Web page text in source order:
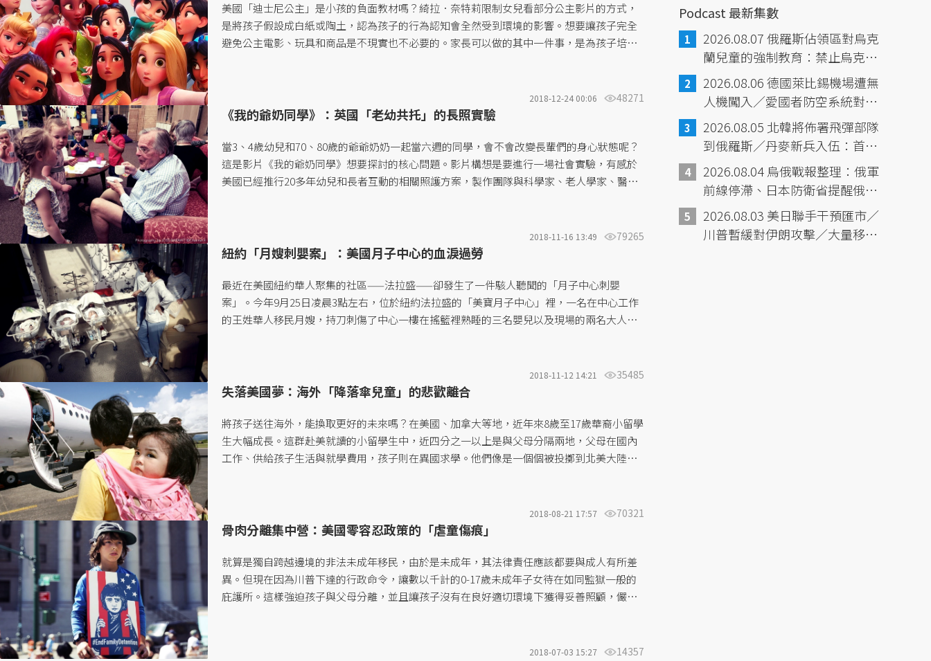
美國「迪士尼公主」是小孩的負面教材嗎？綺拉．奈特莉限制女兒看部分公主影片的方式，
是將孩子假設成白紙或陶土，認為孩子的行為認知會全然受到環境的影響。想要讓孩子完全
避免公主電影、玩具和商品是不現實也不必要的。家長可以做的其中一件事，是為孩子培養
2018-12-24 00:06 48271
《我的爺奶同學》：英國「老幼共托」的長照實驗
當3、4歲幼兒和70、80歲的爺爺奶奶一起當六週的同學，會不會改變長輩們的身心狀態呢？
這是影片《我的爺奶同學》想要探討的核心問題。影片構想是要進行一場社會實驗，有感於
美國已經推行20多年幼兒和長者互動的相關照護方案，製作團隊與科學家、老人學家、醫療
2018-11-16 13:49 79265
紐約「月嫂刺嬰案」：美國月子中心的血淚過勞
最近在美國紐約華人聚集的社區——法拉盛——卻發生了一件駭人聽聞的「月子中心刺嬰
案」。今年9月25日凌晨3點左右，位於紐約法拉盛的「美寶月子中心」裡，一名在中心工作
的王姓華人移民月嫂，持刀刺傷了中心一樓在搖籃裡熟睡的三名嬰兒以及現場的兩名大人，
2018-11-12 14:21 35485
失落美國夢：海外「降落傘兒童」的悲歡離合
將孩子送往海外，能換取更好的未來嗎？在美國、加拿大等地，近年來8歲至17歲華裔小留學
生大幅成長。這群赴美就讀的小留學生中，近四分之一以上是與父母分隔兩地，父母在國內
工作、供給孩子生活與就學費用，孩子則在異國求學。他們像是一個個被投擲到北美大陸的
2018-08-21 17:57 70321
骨肉分離集中營：美國零容忍政策的「虐童傷痕」
就算是獨自跨越邊境的非法未成年移民，由於是未成年，其法律責任應該都要與成人有所差
異。但現在因為川普下達的行政命令，讓數以千計的0-17歲未成年子女待在如同監獄一般的
庇護所。這樣強迫孩子與父母分離，並且讓孩子沒有在良好適切環境下獲得妥善照顧，儼然
2018-07-03 15:27 14357
Podcast 最新集數
2026.08.07 俄羅斯佔領區對烏克
蘭兒童的強制教育：禁止烏克蘭
語、強化兒童軍事訓練／新墨西
哥州判決：Meta有害兒童如「公
害」，賠償5.6億美元
2026.08.06 德國萊比錫機場遭無
人機闖入／愛國者防空系統對烏
克蘭的重要性／Meta開發的AI發
生入侵其他公司事件／日本《週
刊少年JUMP》發行量首次跌破
100萬
2026.08.05 北韓將佈署飛彈部隊
到俄羅斯／丹麥新兵入伍：首批
包含女性的義務役／中國財政壓
力，鎖定離岸信託課稅／義大利
彩券中獎幸運故事
2026.08.04 烏俄戰報整理：俄軍
前線停滯、日本防衛省提醒俄與
中國、北韓深化合作／熊本地震
滿一週／委內瑞拉震災已6125死
／黎巴嫩貝魯特大爆炸6週年／韓
2026.08.03 美日聯手干預匯市／
川普暫緩對伊朗攻擊／大量移民